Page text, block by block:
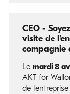
CEO -
visite de
compagnie
Le mardi 8
AKT for
de